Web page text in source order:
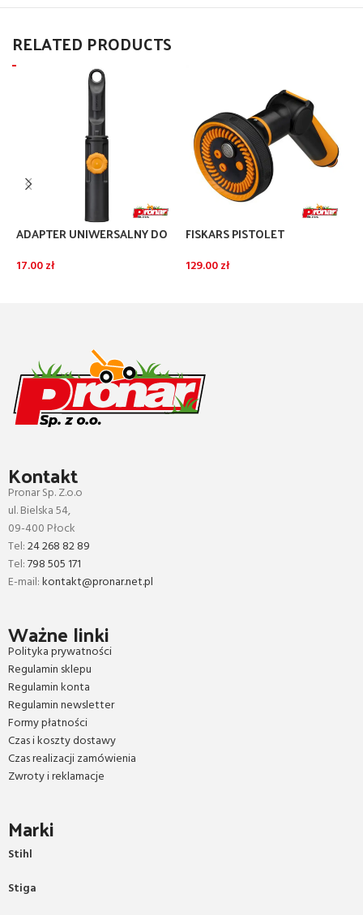
RELATED PRODUCTS
ADAPTER UNIWERSALNY DO
ONECLICK
17.00zł
FISKARS PISTOLET
REGULACJA
129.00zł
Kontakt
Pronar Sp. Z.o.o
ul. Bielska 54,
09-400 Płock
Tel:24 268 82 89
Tel:798 505 171
E-mail:kontakt@pronar.net.pl
Ważne linki
Polityka prywatności
Regulamin sklepu
Regulamin konta
Regulamin newsletter
Formy płatności
Czas i koszty dostawy
Czas realizacji zamówienia
Zwroty i reklamacje
Marki
Stihl
Stiga